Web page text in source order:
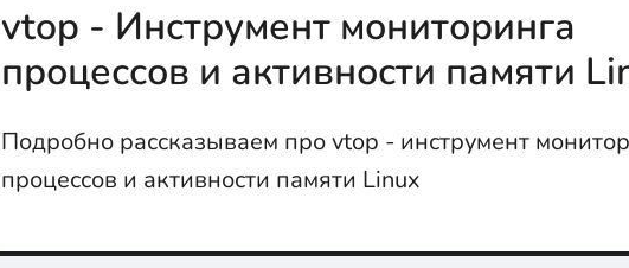
vtop - Инструмент мониторинга
процессов и активности памяти
Подробно рассказываем про vtop - инструмент
процессов и активности памяти Linux